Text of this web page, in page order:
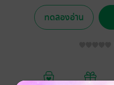
e
ทดลองอ่าน